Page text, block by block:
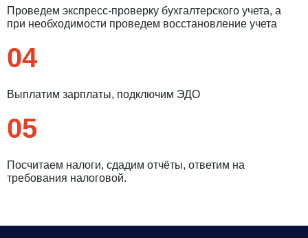
Проведем экспресс-проверку бухгалтерского учета, а
при необходимости проведем восстановление учета
04
Выплатим зарплаты, подключим ЭДО
05
Посчитаем налоги, сдадим отчёты, ответим на
требования налоговой.